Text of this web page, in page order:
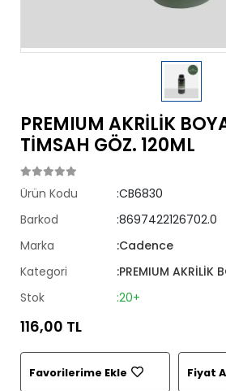
PREMIUM AKRİLİK
TİMSAH GÖZ. 120ML
Ürün Kodu
:CB6830
Barkod
:8697422126702.0
Marka
:Cadence
Kategori
:PREMIUM AKRİLİK
Stok
:20+
116,00 TL
Favorilerime Ekle Fiyat